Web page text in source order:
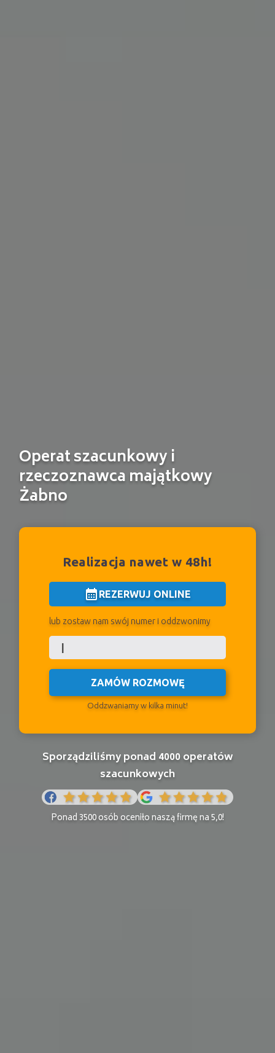
Operat szacunkowy i
rzeczoznawca majątkowy
Żabno
Realizacja nawet w 48h!
calendar_monthREZERWUJ ONLINE
lub zostaw nam swój numer i oddzwonimy
ZAMÓW ROZMOWĘ
Oddzwaniamy w kilka minut!
Sporządziliśmy ponad 4000 operatów
szacunkowych
Ponad 3500 osób oceniło naszą firmę na 5,0!